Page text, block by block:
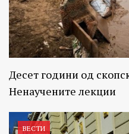
Десет години од
Ненаучените лекции
ВЕСТИ